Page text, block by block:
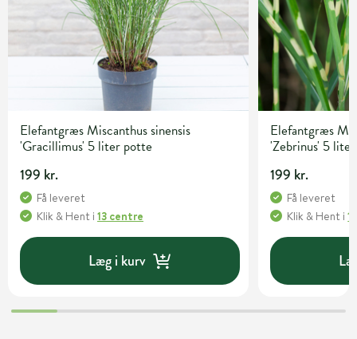
Elefantgræs Miscanthus sinensis
'Gracillimus' 5 liter potte
199 kr.
Få leveret
Klik & Hent i 13 centre
Læg i kurv
Elefantgræs
'Zebrinus' 5
199 kr.
Få leveret
Klik & Hent i